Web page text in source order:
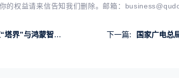
的权益请来信告知我们删除。邮箱：
”与鸿蒙智行无关 下一篇: 国家广电总局出